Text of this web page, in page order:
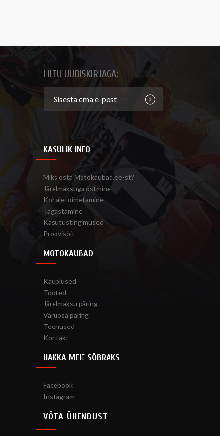
LIITU UUDISKIRJAGA:
KASULIK INFO
Miks osta Motokaubad.ee-st?
Järelmaksuga ostmine
Kohaletoimetamine
Tagastamine
Kasutustingimused
Proovisõit
MOTOKAUBAD
Kauplused
Tooted
Järelmaksu päring
Varuosa päring
Teenused
Kontakt
HAKKA MEIE SÕBRAKS
Facebook
Instagram
VÕTA ÜHENDUST